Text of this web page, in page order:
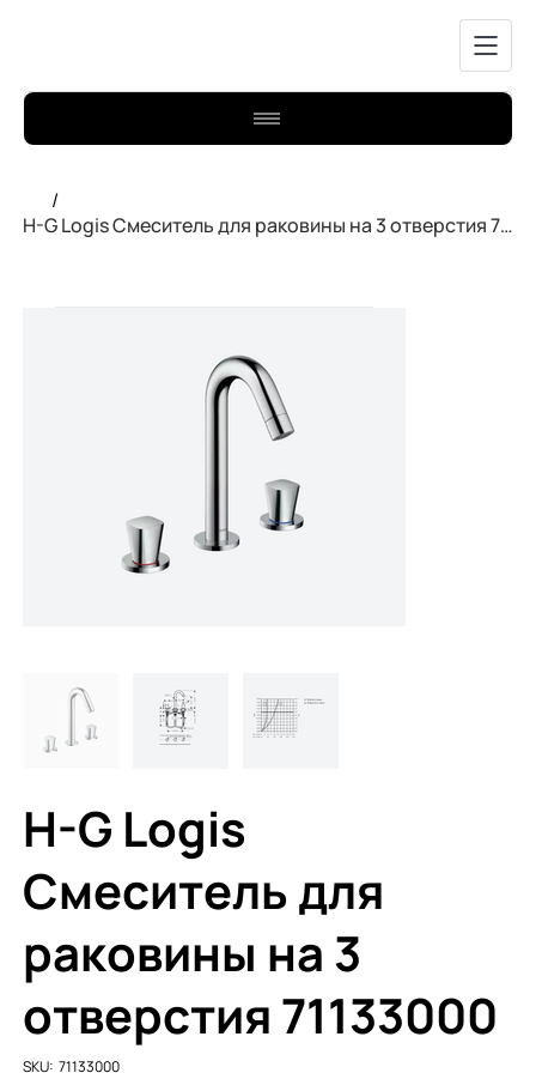
/
H-G Logis Смеситель для раковины на 3 отверстия 71133000
H-G Logis
Смеситель для
раковины на 3
отверстия 71133000
SKU: SKU
71133000